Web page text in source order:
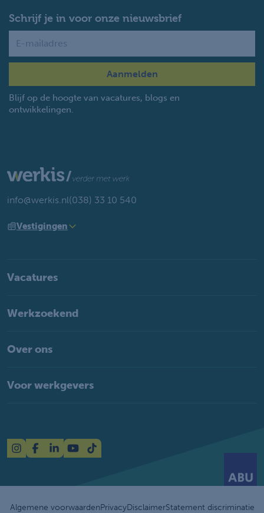
Schrijf je in voor onze nieuwsbrief
Blijf op de hoogte van vacatures, blogs en
ontwikkelingen.
info@werkis.nl(038) 33 10 540
Vestigingen
Vacatures
Werkzoekend
Over ons
Voor werkgevers
Algemene voorwaardenPrivacyDisclaimerStatement discriminatie